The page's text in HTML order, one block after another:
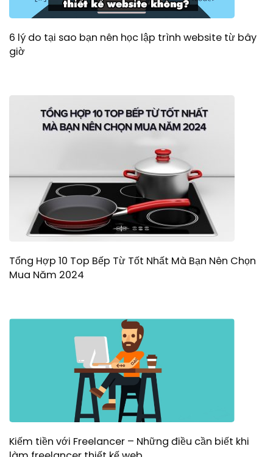
6 lý do tại sao bạn nên học lập trình website từ bây
giờ
Tổng Hợp 10 Top Bếp Từ Tốt Nhất Mà Bạn Nên Chọn
Mua Năm 2024
Kiếm tiền với Freelancer – Những điều cần biết khi